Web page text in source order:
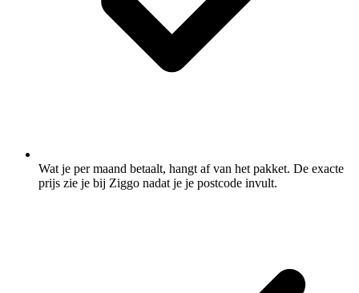
Wat je per maand betaalt, hangt af van het pakket. De exacte
prijs zie je bij Ziggo nadat je je postcode invult.